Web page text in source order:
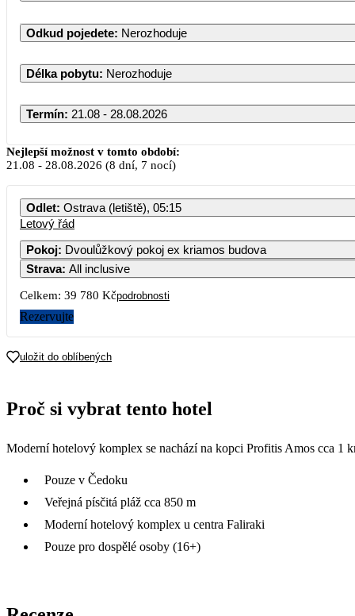
Odkud pojedete: Nerozhoduje
Délka pobytu: Nerozhoduje
Termín: 21.08 - 28.08.2026
Nejlepší možnost v tomto období:
21.08 - 28.08.2026 (8 dní, 7 nocí)
Odlet: Ostrava (letiště), 05:15
Letový řád
Pokoj: Dvoulůžkový pokoj ex kriamos budova
Strava: All inclusive
Celkem: 39 780 Kčpodrobnosti
Rezervujte
uložit do oblíbených
Proč si vybrat tento hotel
Moderní hotelový komplex se nachází na kopci Profitis Amos cca 1
Pouze v Čedoku
Veřejná písčitá pláž cca 850 m
Moderní hotelový komplex u centra Faliraki
Pouze pro dospělé osoby (16+)